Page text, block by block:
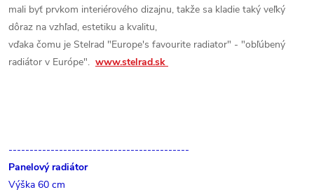
mali byť prvkom interiérového dizajnu, takže sa kladie taký veľký
dôraz na vzhľad, estetiku a kvalitu,
vďaka čomu je Stelrad "Europe's favourite radiator" - "obľúbený
radiátor v Európe". www.stelrad.sk
-------------------------------------------
Panelový radiátor
Výška 60 cm